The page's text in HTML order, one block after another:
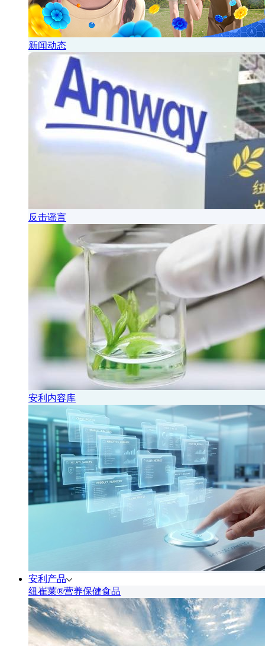
新闻动态
反击谣言
安利内容库
安利产品
纽崔莱®营养保健食品